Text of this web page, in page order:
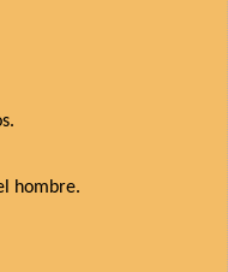
hombre.